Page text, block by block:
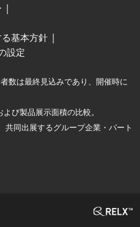
基本方針
設定
数は最終見込みであり、開催時に
び製品展示面積の比較。
同出展するグループ企業・パート